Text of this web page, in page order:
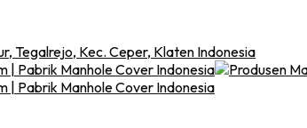
Tegalrejo, Kec. Ceper, Klaten Indonesia